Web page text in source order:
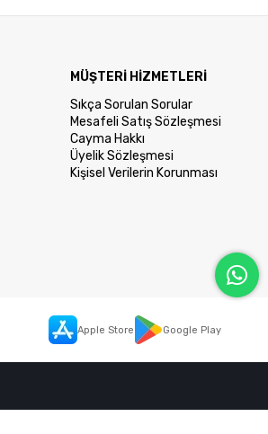
MÜŞTERİ HİZMETLERİ
Sıkça Sorulan Sorular
Mesafeli Satış Sözleşmesi
Cayma Hakkı
Üyelik Sözleşmesi
Kişisel Verilerin Korunması
Apple Store Google Play